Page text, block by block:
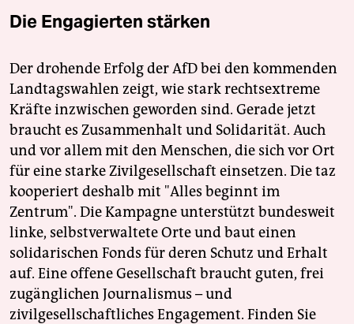
Die Engagierten stärken
Der drohende Erfolg der AfD bei den kommenden
Landtagswahlen zeigt, wie stark rechtsextreme
Kräfte inzwischen geworden sind. Gerade jetzt
braucht es Zusammenhalt und Solidarität. Auch
und vor allem mit den Menschen, die sich vor Ort
für eine starke Zivilgesellschaft einsetzen. Die taz
kooperiert deshalb mit "Alles beginnt im
Zentrum". Die Kampagne unterstützt bundesweit
linke, selbstverwaltete Orte und baut einen
solidarischen Fonds für deren Schutz und Erhalt
auf. Eine offene Gesellschaft braucht guten, frei
zugänglichen Journalismus – und
zivilgesellschaftliches Engagement. Finden Sie